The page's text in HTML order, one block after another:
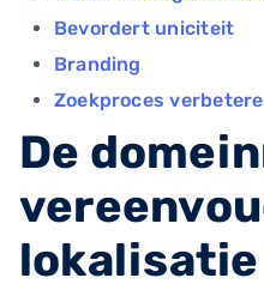
Bevordert uniciteit
Branding
Zoekproces
De
lokalisatie